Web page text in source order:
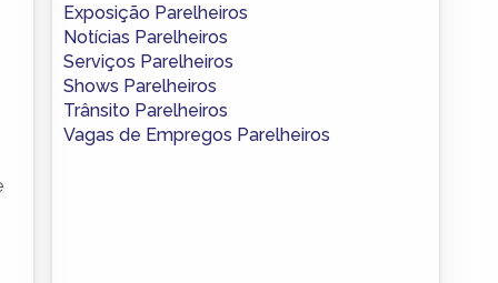
Exposição Parelheiros
Notícias Parelheiros
Serviços Parelheiros
Shows Parelheiros
Trânsito Parelheiros
Vagas de Empregos Parelheiros